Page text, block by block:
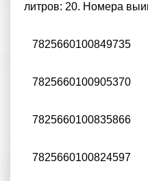
литров: 20. Номера
7825660100849735
7825660100905370
7825660100835866
7825660100824597